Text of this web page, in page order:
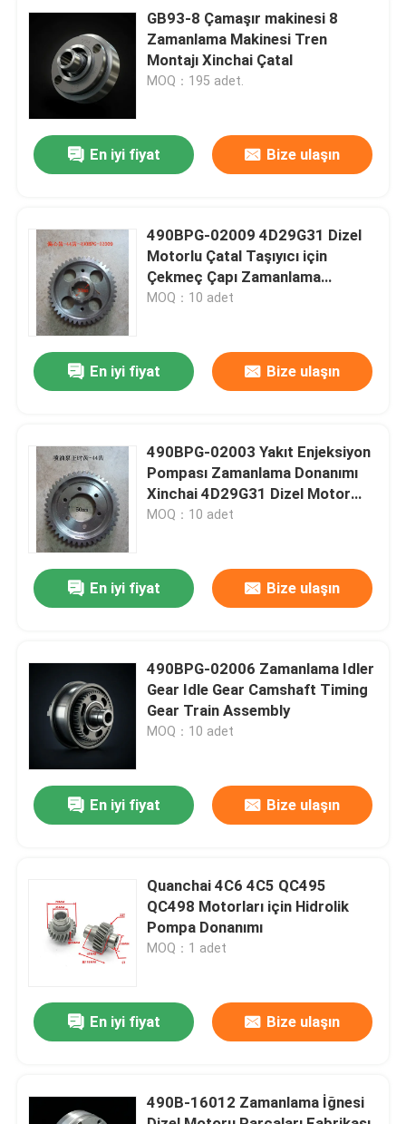
Evde
Videolar
Hakkımızda
Fabrika turu
Bizimle İletişim
Bir teklif isteği
Motor Bloku Montajı ve Aksesuarları
GB93-8 Çamaşır makinesi 8
Zamanlama Makinesi Tren
Montajı Xinchai Çatal
MOQ：195 adet.
En iyi fiyat Bize ulaşın
490BPG-02009 4D29G31 Dizel
Motorlu Çatal Taşıyıcı için
Çekmeç Çapı Zamanlama
Donanımı
MOQ：10 adet
En iyi fiyat Bize ulaşın
490BPG-02003 Yakıt Enjeksiyon
Pompası Zamanlama Donanımı
Xinchai 4D29G31 Dizel Motor
Çatal
MOQ：10 adet
En iyi fiyat Bize ulaşın
490BPG-02006 Zamanlama Idler
Gear Idle Gear Camshaft Timing
Gear Train Assembly
MOQ：10 adet
En iyi fiyat Bize ulaşın
Quanchai 4C6 4C5 QC495
QC498 Motorları için Hidrolik
Pompa Donanımı
MOQ：1 adet
En iyi fiyat Bize ulaşın
490B-16012 Zamanlama İğnesi